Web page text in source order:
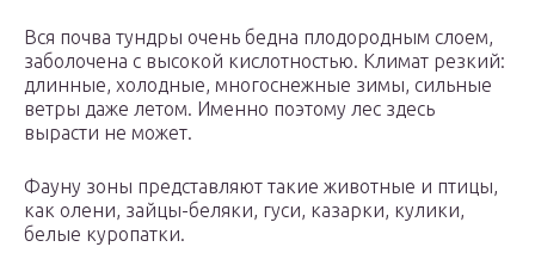
Вся почва тундры очень бедна плодородным слоем,
заболочена с высокой кислотностью. Климат резкий:
длинные, холодные, многоснежные зимы, сильные
ветры даже летом. Именно поэтому лес здесь
вырасти не может.
Фауну зоны представляют такие животные и птицы,
как олени, зайцы-беляки, гуси, казарки, кулики,
белые куропатки.